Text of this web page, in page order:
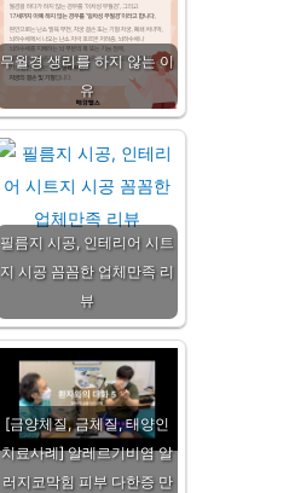
무월경 생리를 하지 않는 이
유
필름지 시공, 인테리어 시트
지 시공 꼼꼼한 업체만족 리
뷰
[금양체질, 금체질, 태양인
치료사례] 알레르기비염 알
러지코막힘 피부 다한증 만